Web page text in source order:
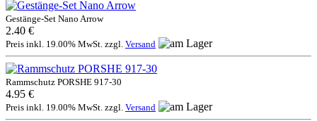
Gestänge-Set Nano Arrow
2.40 €
Preis inkl. 19.00% MwSt. zzgl. Versand
Rammschutz PORSHE 917-30
4.95 €
Preis inkl. 19.00% MwSt. zzgl. Versand